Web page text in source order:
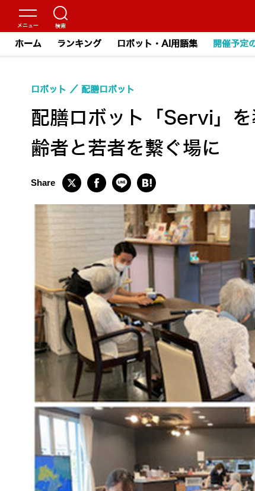
ホーム ランキング ロボット・AI用語集 開催予定
配膳ロボット「Servi」
齢者と若者を繋ぐ場に
ロボット 配膳ロボット